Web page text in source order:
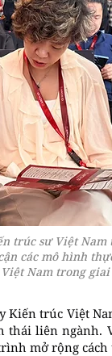
trúc sư Việt
các mô hình
Nam trong giai
trúc Việt
liên ngành.
mở rộng